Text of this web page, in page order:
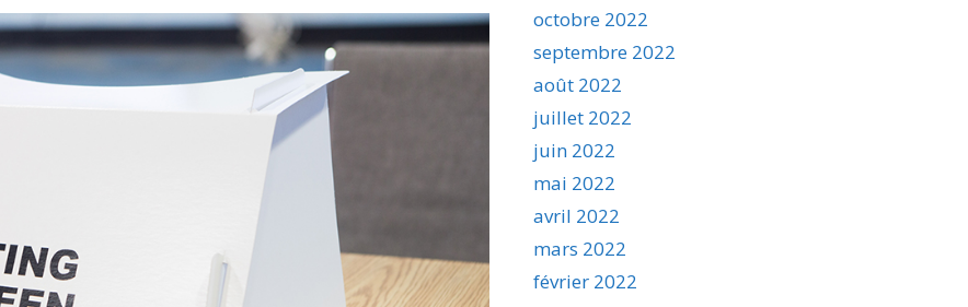
octobre 2022
septembre 2022
août 2022
juillet 2022
juin 2022
mai 2022
avril 2022
mars 2022
février 2022